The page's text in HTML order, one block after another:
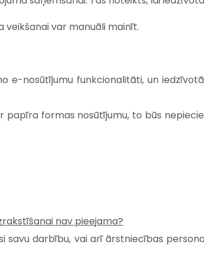
var manuāli mainīt.
e-nosūtījumu funkcionalitāti, un
formas nosūtījumu, to būs
nav pieejama?
savu darbību, vai arī ārstniecības